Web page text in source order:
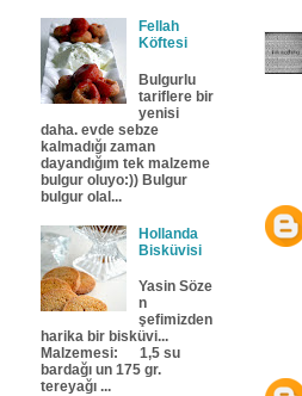
Fellah
Köftesi
Bulgurlu
tariflere bir
yenisi
daha. evde sebze
kalmadığı zaman
dayandığım tek malzeme
bulgur oluyo:)) Bulgur
bulgur olal...
Hollanda
Bisküvisi
Yasin Söze
n
şefimizden
harika bir bisküvi...
Malzemesi: 1,5 su
bardağı un 175 gr.
tereyağı ...